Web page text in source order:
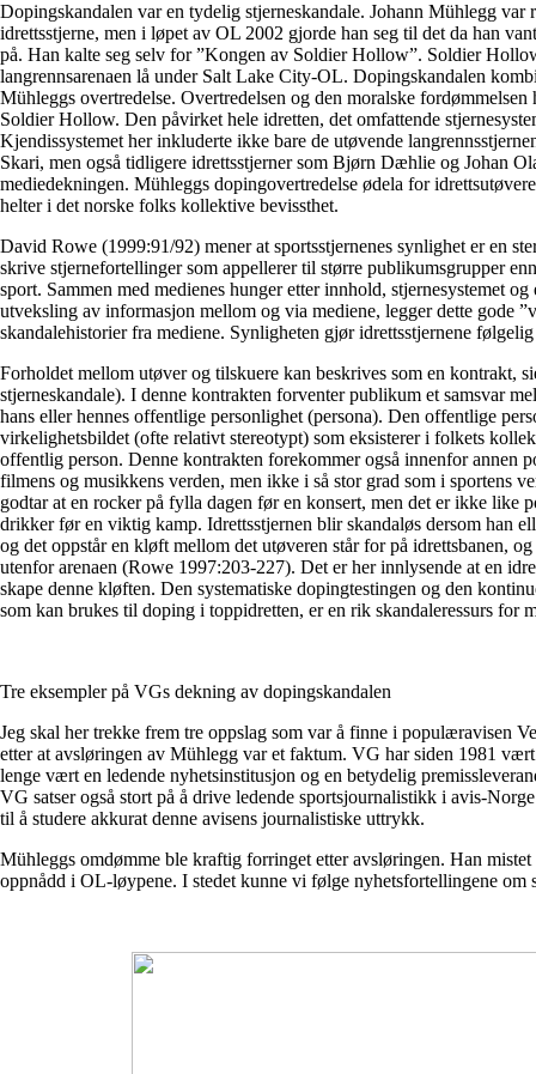
Dopingskandalen var en tydelig stjerneskandale. Johann Mühlegg var
idrettsstjerne, men i løpet av OL 2002 gjorde han seg til det da han
på. Han kalte seg selv for ”Kongen av Soldier Hollow”. Soldier
langrennsarenaen lå under Salt Lake City-OL. Dopingskandalen
Mühleggs overtredelse. Overtredelsen og den moralske
Soldier Hollow. Den påvirket hele idretten, det omfattende
Kjendissystemet her inkluderte ikke bare de utøvende
Skari, men også tidligere idrettsstjerner som Bjørn Dæhlie og Johan
mediedekningen. Mühleggs dopingovertredelse ødela for
helter i det norske folks kollektive bevissthet.
David Rowe (1999:91/92) mener at sportsstjernenes synlighet er en
skrive stjernefortellinger som appellerer til større publikumsgrupper
sport. Sammen med medienes hunger etter innhold, stjernesystemet
utveksling av informasjon mellom og via mediene, legger dette gode
skandalehistorier fra mediene. Synligheten gjør idrettsstjernene
Forholdet mellom utøver og tilskuere kan beskrives som en kontrakt,
stjerneskandale). I denne kontrakten forventer publikum et samsvar
hans eller hennes offentlige personlighet (persona). Den offentlige
virkelighetsbildet (ofte relativt stereotypt) som eksisterer i folkets
offentlig person. Denne kontrakten forekommer også innenfor annen
filmens og musikkens verden, men ikke i så stor grad som i sportens
godtar at en rocker på fylla dagen før en konsert, men det er ikke like
drikker før en viktig kamp. Idrettsstjernen blir skandaløs dersom han
og det oppstår en kløft mellom det utøveren står for på idrettsbanen,
utenfor arenaen (Rowe 1997:203-227). Det er her innlysende at en
skape denne kløften. Den systematiske dopingtestingen og den
som kan brukes til doping i toppidretten, er en rik skandaleressurs for
Tre eksempler på VGs dekning av dopingskandalen
Jeg skal her trekke frem tre oppslag som var å finne i populæravisen
etter at avsløringen av Mühlegg var et faktum. VG har siden 1981
lenge vært en ledende nyhetsinstitusjon og en betydelig
VG satser også stort på å drive ledende sportsjournalistikk i avis-
til å studere akkurat denne avisens journalistiske uttrykk.
Mühleggs omdømme ble kraftig forringet etter avsløringen. Han mistet
oppnådd i OL-løypene. I stedet kunne vi følge nyhetsfortellingene om